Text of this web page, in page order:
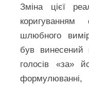
Зміна цієї
шлюбного
був винесений
голосів «за»